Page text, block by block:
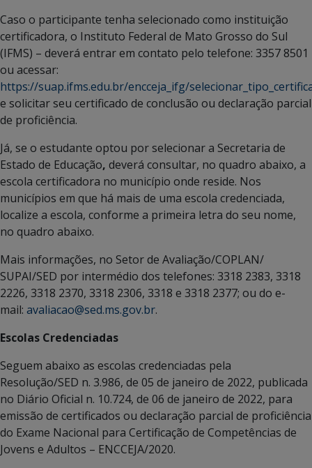
Caso o participante tenha selecionado como instituição
certificadora, o Instituto Federal de Mato Grosso do Sul
(IFMS) – deverá entrar em contato pelo telefone: 3357 8501
ou acessar:
https://suap.ifms.edu.br/encceja_ifg/
e solicitar seu certificado de conclusão ou declaração parcial
de proficiência.
Já, se o estudante optou por selecionar a Secretaria de
Estado de Educação, deverá consultar, no quadro abaixo, a
escola certificadora no município onde reside. Nos
municípios em que há mais de uma escola credenciada,
localize a escola, conforme a primeira letra do seu nome,
no quadro abaixo.
Mais informações, no Setor de Avaliação/COPLAN/
SUPAI/SED por intermédio dos telefones: 3318 2383, 3318
2226, 3318 2370, 3318 2306, 3318 e 3318 2377; ou do e-
mail: avaliacao@sed.ms.gov.br.
Escolas Credenciadas
Seguem abaixo as escolas credenciadas pela
Resolução/SED n. 3.986, de 05 de janeiro de 2022, publicada
no Diário Oficial n. 10.724, de 06 de janeiro de 2022, para
emissão de certificados ou declaração parcial de proficiência
do Exame Nacional para Certificação de Competências de
Jovens e Adultos – ENCCEJA/2020.